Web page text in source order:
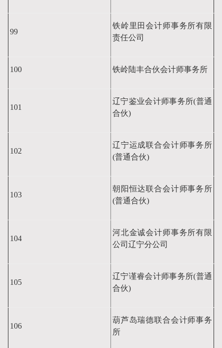
99
铁岭里田会计师事务所有限
责任公司
100 铁岭陆丰合伙会计师事务所
101
辽宁鉴业会计师事务所(普通
合伙)
102
辽宁运成联合会计师事务所
(普通合伙)
103
朝阳恒达联合会计师事务所
(普通合伙)
104
河北金诚会计师事务所有限
公司辽宁分公司
105
辽宁谨睿会计师事务所(普通
合伙)
106
葫芦岛瑞德联合会计师事务
所